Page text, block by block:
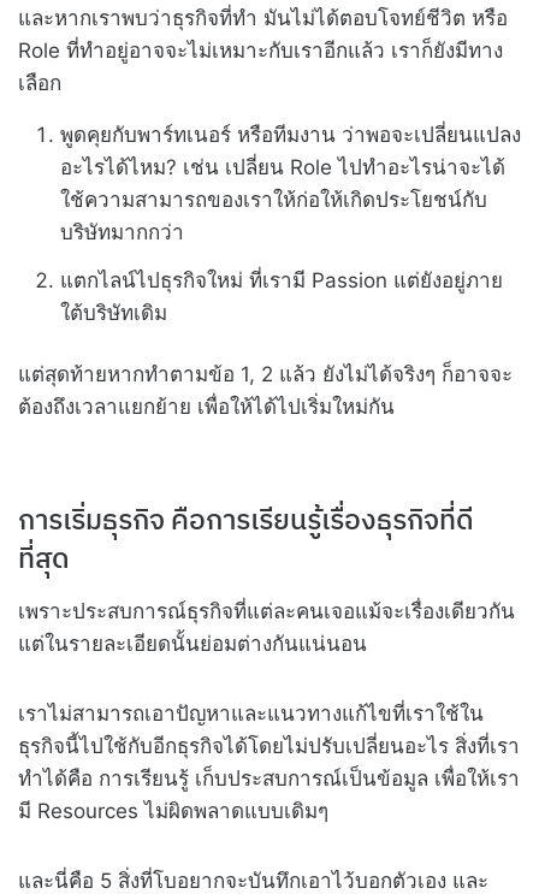
และหากเราพบว่าธุรกิจที่ทำ มันไม่ได้ตอบโจทย์ชีวิต หรือ
Role ที่ทำอยู่อาจจะไม่เหมาะกับเราอีกแล้ว เราก็ยังมีทาง
เลือก
พูดคุยกับพาร์ทเนอร์ หรือทีมงาน ว่าพอจะเปลี่ยนแปลง
อะไรได้ไหม? เช่น เปลี่ยน Role ไปทำอะไรน่าจะได้
ใช้ความสามารถของเราให้ก่อให้เกิดประโยชน์กับ
บริษัทมากกว่า
แตกไลน์ไปธุรกิจใหม่ ที่เรามี Passion แต่ยังอยู่ภาย
ใต้บริษัทเดิม
แต่สุดท้ายหากทำตามข้อ 1, 2 แล้ว ยังไม่ได้จริงๆ ก็อาจจะ
ต้องถึงเวลาแยกย้าย เพื่อให้ได้ไปเริ่มใหม่กัน
การเริ่มธุรกิจ คือการเรียนรู้เรื่องธุรกิจที่ดี
ที่สุด
เพราะประสบการณ์ธุรกิจที่แต่ละคนเจอแม้จะเรื่องเดียวกัน
แต่ในรายละเอียดนั้นย่อมต่างกันแน่นอน
เราไม่สามารถเอาปัญหาและแนวทางแก้ไขที่เราใช้ใน
ธุรกิจนี้ไปใช้กับอีกธุรกิจได้โดยไม่ปรับเปลี่ยนอะไร สิ่งที่เรา
ทำได้คือ การเรียนรู้ เก็บประสบการณ์เป็นข้อมูล เพื่อให้เรา
มี Resources ไม่ผิดพลาดแบบเดิมๆ
และนี่คือ 5 สิ่งที่โบอยากจะบันทึกเอาไว้บอกตัวเอง และ